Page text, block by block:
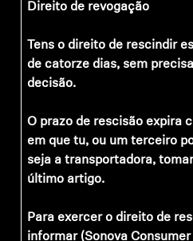
Direito de revogação
Tens o direito de rescindir
de catorze dias, sem
decisão.
O prazo de rescisão expira
em que tu, ou um terceiro
seja a transportadora,
último artigo.
Para exercer o direito de
informar (Sonova